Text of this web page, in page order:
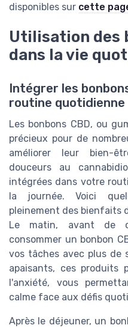
disponibles sur cette
Utilisation des
dans la vie
Intégrer les
routine quotidienne
Les bonbons CBD, ou
précieux pour de
améliorer leur bien-
douceurs au
intégrées dans votre
la journée. Voici
pleinement des bienfaits
Le matin, avant de
consommer un bonbon
vos tâches avec plus de
apaisants, ces produits
l'anxiété, vous
calme face aux défis
Après le déjeuner, un